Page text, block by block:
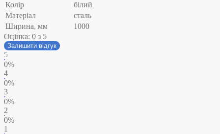
Колір
білий
Матеріал
сталь
Ширина, мм
1000
Оцінка: 0 з 5
Залишити відгук
5
0%
4
0%
3
0%
2
0%
1